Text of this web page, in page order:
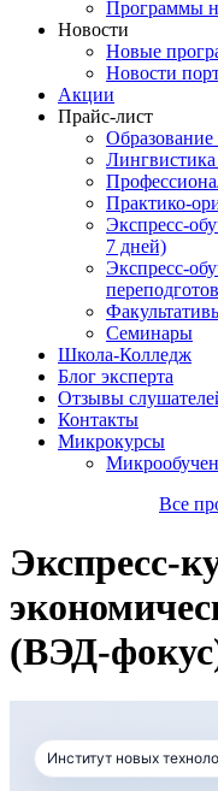
Программы
Новости
Новые
Новости
Акции
Прайс-лист
Образование
Практико-
Экспресс-
7 дней)
Экспресс-
Семинары
Школа-Колледж
Блог эксперта
Отзывы
Контакты
Микрокурсы
Все
Экспресс-
(ВЭД-
Институт новых